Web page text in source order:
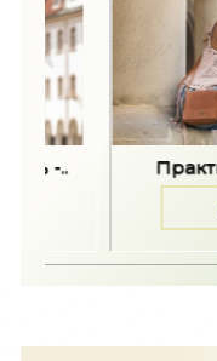
Практикум